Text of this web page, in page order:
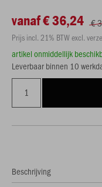
vanaf € 36,24 €
Prijs incl. 21% BTW excl.
artikel onmiddellijk
Leverbaar binnen 10
Beschrijving